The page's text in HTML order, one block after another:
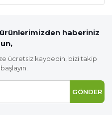
haberiniz
ücretsiz kaydedin, bizi takip
GÖNDER